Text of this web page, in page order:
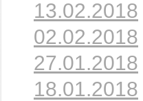
13.02.2018
02.02.2018
27.01.2018
18.01.2018